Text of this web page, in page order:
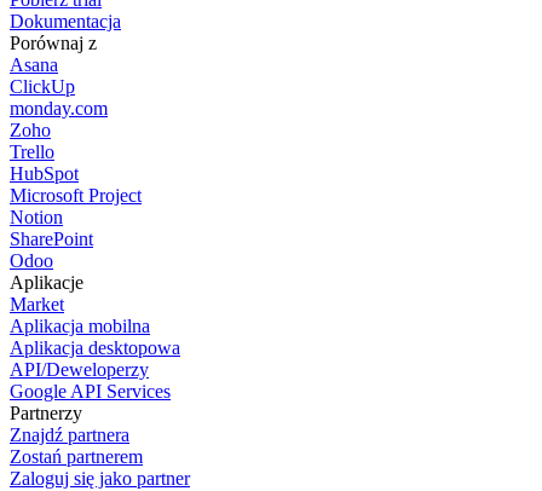
Dokumentacja
Porównaj z
Asana
ClickUp
monday.com
Zoho
Trello
HubSpot
Microsoft Project
Notion
SharePoint
Odoo
Aplikacje
Market
Aplikacja mobilna
Aplikacja desktopowa
API/Deweloperzy
Google API Services
Partnerzy
Znajdź partnera
Zostań partnerem
Zaloguj się jako partner